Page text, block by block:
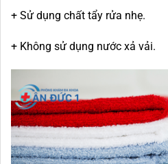
+ Sử dụng chất tẩy rửa nhẹ.
+ Không sử dụng nước xả vải.